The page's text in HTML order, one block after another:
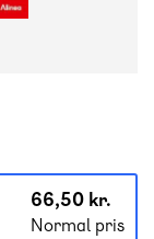
66,50 kr.
Normal pris